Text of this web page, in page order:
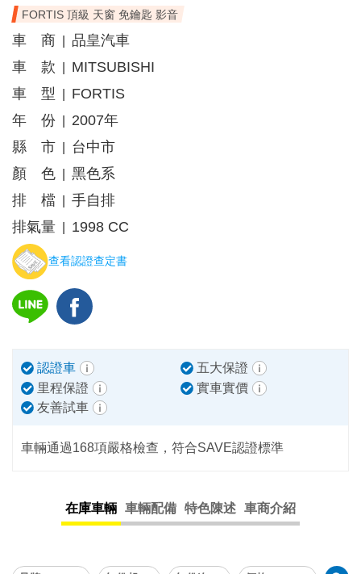
FORTIS 頂級 天窗 免鑰匙 影音
車 商
品皇汽車
車 款
MITSUBISHI
車 型
FORTIS
年 份
2007年
縣 市
台中市
顏 色
黑色系
排 檔
手自排
排氣量
1998 CC
查看認證查定書
認證車
五大保證
里程保證
實車實價
友善試車
車輛通過168項嚴格檢查，符合SAVE認證標準
在庫車輛 車輛配備 特色陳述 車商介紹